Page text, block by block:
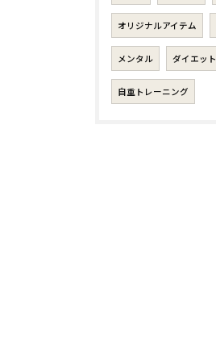
オリジナルアイテム
メンタル ダイエット
自重トレーニング